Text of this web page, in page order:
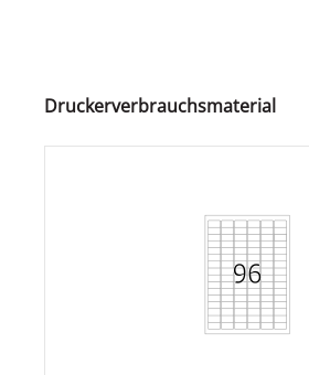
Produktgalerie überspringen
Druckerverbrauchsmaterial